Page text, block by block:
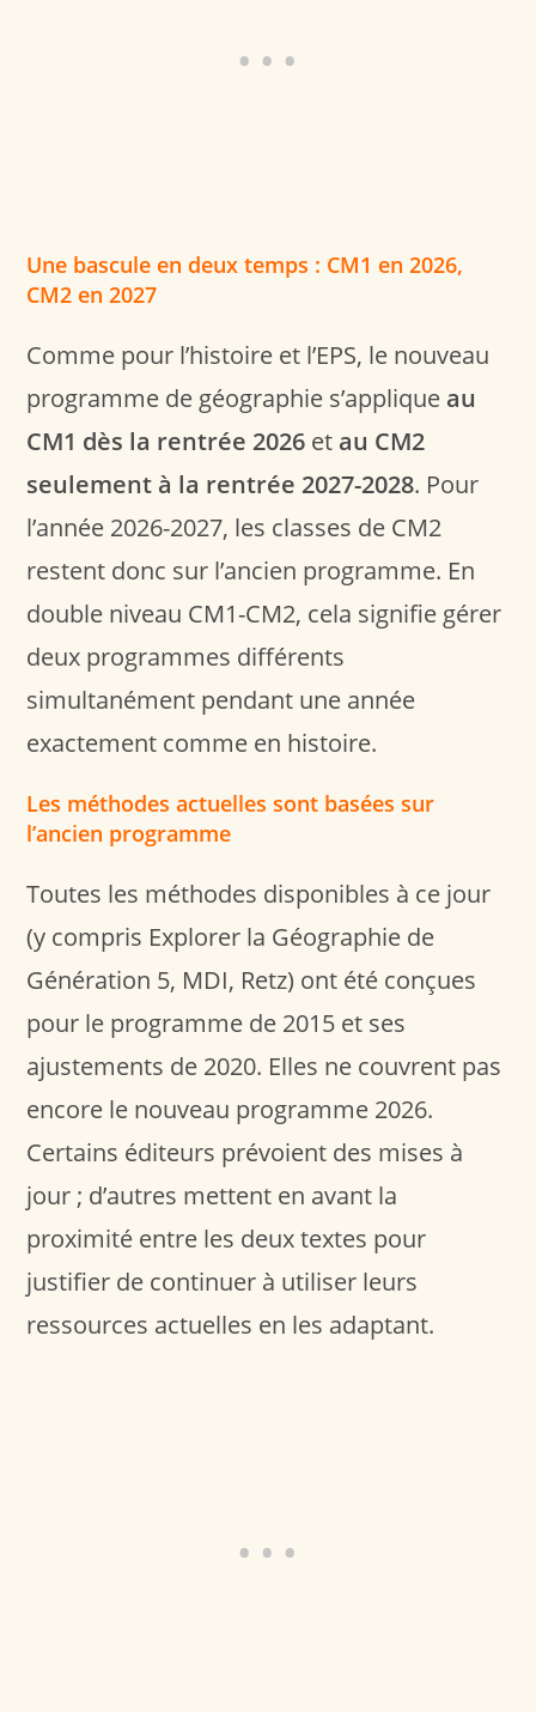
Une bascule en deux temps : CM1 en 2026,
CM2 en 2027
Comme pour l’histoire et l’EPS, le nouveau
programme de géographie s’applique au
CM1 dès la rentrée 2026 et au CM2
seulement à la rentrée 2027-2028. Pour
l’année 2026-2027, les classes de CM2
restent donc sur l’ancien programme. En
double niveau CM1-CM2, cela signifie gérer
deux programmes différents
simultanément pendant une année
exactement comme en histoire.
Les méthodes actuelles sont basées sur
l’ancien programme
Toutes les méthodes disponibles à ce jour
(y compris Explorer la Géographie de
Génération 5, MDI, Retz) ont été conçues
pour le programme de 2015 et ses
ajustements de 2020. Elles ne couvrent pas
encore le nouveau programme 2026.
Certains éditeurs prévoient des mises à
jour ; d’autres mettent en avant la
proximité entre les deux textes pour
justifier de continuer à utiliser leurs
ressources actuelles en les adaptant.